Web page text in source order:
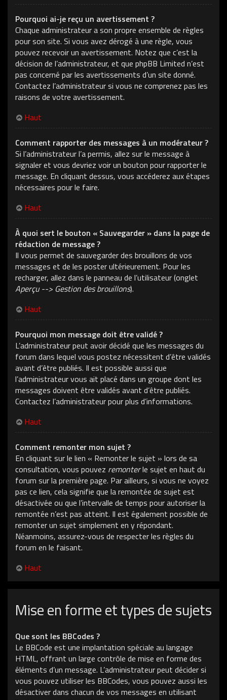
Pourquoi ai-je reçu un avertissement ?
Chaque administrateur a son propre ensemble de règles
pour son site. Si vous avez dérogé à une règle, vous
pouvez recevoir un avertissement. Notez que c’est la
décision de l’administrateur, et que phpBB Limited n’est
pas concerné par les avertissements d’un site donné.
Contactez l’administrateur si vous ne comprenez pas les
raisons de votre avertissement.
Haut
Comment rapporter des messages à un modérateur ?
Si l’administrateur l’a permis, allez sur le message à
signaler et vous devriez voir un bouton pour rapporter le
message. En cliquant dessus, vous accéderez aux étapes
nécessaires pour le faire.
Haut
À quoi sert le bouton « Sauvegarder » dans la page de
rédaction de message ?
Il vous permet de sauvegarder des brouillons de vos
messages et de les poster ultérieurement. Pour les
recharger, allez dans le panneau de l’utilisateur (onglet
Aperçu --> Gestion des brouillons).
Haut
Pourquoi mon message doit être validé ?
L’administrateur peut avoir décidé que les messages du
forum dans lequel vous postez nécessitent d’être validés
avant d’être publiés. Il est possible aussi que
l’administrateur vous ait placé dans un groupe dont les
messages doivent être validés avant d’être publiés.
Contactez l’administrateur pour plus d’informations.
Haut
Comment remonter mon sujet ?
En cliquant sur le lien « Remonter le sujet » lors de sa
consultation, vous pouvez remonterle sujet en haut du
forum sur la première page. Par ailleurs, si vous ne voyez
pas ce lien, cela signifie que la remontée de sujet est
désactivée ou que l’intervalle de temps pour autoriser la
remontée n’est pas atteint. Il est également possible de
remonter un sujet simplement en y répondant.
Néanmoins, assurez-vous de respecter les règles du
forum en le faisant.
Haut
Mise en forme et types de sujets
Que sont les BBCodes ?
Le BBCode est une implantation spéciale au langage
HTML, offrant un large contrôle de mise en forme des
éléments d’un message. L’administrateur peut décider si
vous pouvez utiliser les BBCodes, vous pouvez aussi les
désactiver dans chacun de vos messages en utilisant